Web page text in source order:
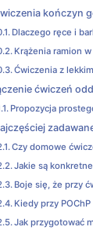
kończyn
Dlaczego ręce i
Krążenia ramion
Ćwiczenia z
ćwiczeń
Propozycja
Czy domowe
Jakie są
Boje się, że przy
Kiedy przy
Jak przygotować